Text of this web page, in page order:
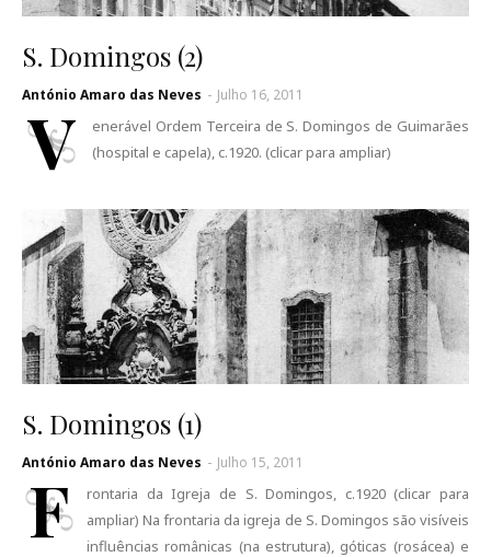
S. Domingos (2)
António Amaro das Neves - Julho 16, 2011
V
enerável Ordem Terceira de S. Domingos de Guimarães
(hospital e capela), c.1920. (clicar para ampliar)
S. Domingos (1)
António Amaro das Neves - Julho 15, 2011
F
rontaria da Igreja de S. Domingos, c.1920 (clicar para
ampliar) Na frontaria da igreja de S. Domingos são visíveis
influências românicas (na estrutura), góticas (rosácea) e